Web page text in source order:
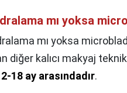
mı yoksa
mı yoksa
diğer kalıcı makyaj
18 ay arasındadır.